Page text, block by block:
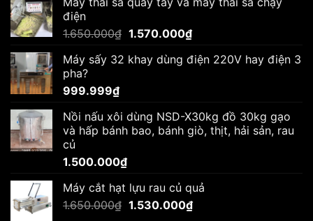
điện
1.650.000₫ Giá
là:
1.570.000₫Giá
tại
Máy sấy 32 khay dùng điện 220V hay điện 3
pha?
999.999₫
Nồi nấu xôi dùng NSD-X30kg đồ 30kg gạo
và hấp bánh bao, bánh giò, thịt, hải sản, rau
củ
1.500.000₫
Máy cắt hạt lựu rau củ quả
1.650.000₫ Giá
1.530.000₫Giá